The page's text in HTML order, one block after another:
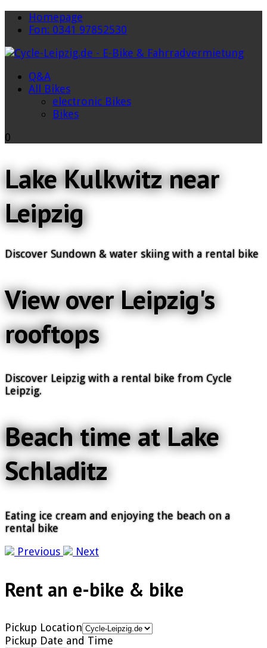
Homepage
Fon: 0341 97852530
Q&A
All Bikes
electronic Bikes
Bikes
0
Lake Kulkwitz near
Leipzig
Discover Sundown & water skiing with a rental bike
View over Leipzig's
rooftops
Discover Leipzig with a rental bike from Cycle
Leipzig.
Beach time at Lake
Schladitz
Eating ice cream and enjoying the beach on a
rental bike
Previous
Next
Rent an e-bike & bike
Pickup Location
Pickup Date and Time